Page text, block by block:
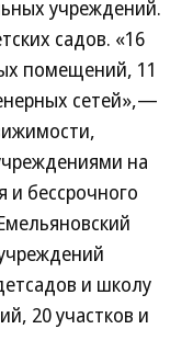
учреждений.
садов. «16
помещений, 11
сетей»,—
на
и бессрочного
и школу
20 участков и